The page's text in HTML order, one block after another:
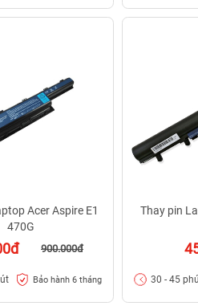
Acer Aspire E1
470G
900.000đ
Bảo hành 6 tháng
Thay pin
30 - 45